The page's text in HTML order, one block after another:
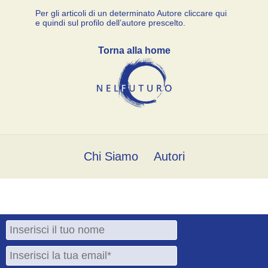
Per gli articoli di un determinato Autore cliccare qui
e quindi sul profilo dell’autore prescelto.
Torna alla home
Chi Siamo Autori